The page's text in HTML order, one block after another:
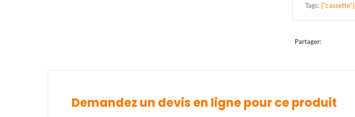
Tags: ["cassette"]
Partager:
Demandez un devis en ligne pour ce produit